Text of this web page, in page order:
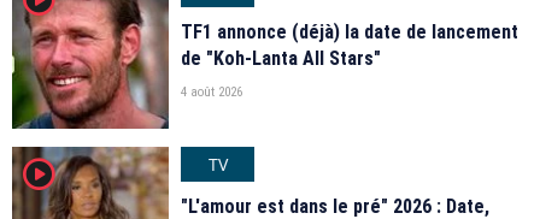
TF1 annonce (déjà) la date de lancement
de "Koh-Lanta All Stars"
4 août 2026
player2
TV
"L'amour est dans le pré" 2026 : Date,